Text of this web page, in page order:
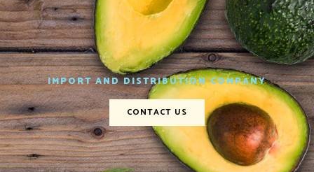
IMPORT AND DISTRIBUTION COMPANY
CONTACT US